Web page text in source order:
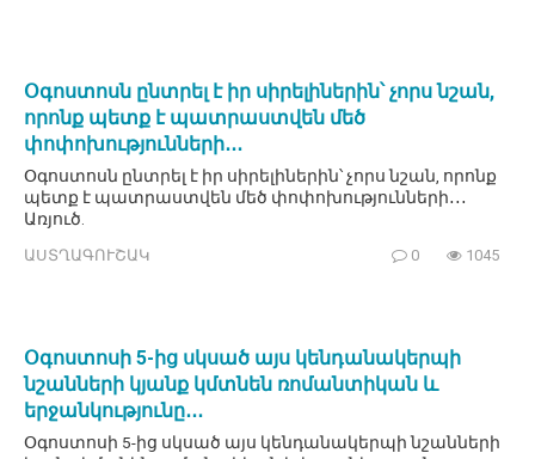
Օգոստոսն ընտրել է իր սիրելիներին՝ չորս նշան,
որոնք պետք է պատրաստվեն մեծ
փոփոխությունների․․․
Օգոստոսն ընտրել է իր սիրելիներին՝ չորս նշան, որոնք
պետք է պատրաստվեն մեծ փոփոխությունների․․․
Առյուծ.
ԱՍՏՂԱԳՈՒՇԱԿ 0 1045
Օգոստոսի 5-ից սկսած այս կենդանակերպի
նշանների կյանք կմտնեն ռոմանտիկան և
երջանկությունը․․․
Օգոստոսի 5-ից սկսած այս կենդանակերպի նշանների